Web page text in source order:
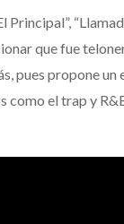
que fue
pues propone
como el trap y